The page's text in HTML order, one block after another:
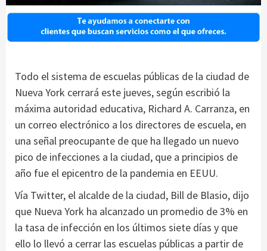
Todo el sistema de escuelas públicas de la ciudad de
Nueva York cerrará este jueves, según escribió la
máxima autoridad educativa, Richard A. Carranza, en
un correo electrónico a los directores de escuela, en
una señal preocupante de que ha llegado un nuevo
pico de infecciones a la ciudad, que a principios de
año fue el epicentro de la pandemia en EEUU.
Vía Twitter, el alcalde de la ciudad, Bill de Blasio, dijo
que Nueva York ha alcanzado un promedio de 3% en
la tasa de infección en los últimos siete días y que
ello lo llevó a cerrar las escuelas públicas a partir de